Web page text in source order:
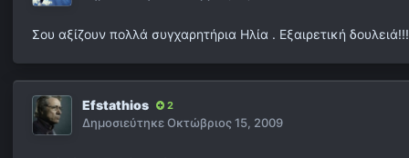
Σου αξίζουν πολλά συγχαρητήρια Ηλία . Εξαιρετική δουλειά!!!
Efstathios 2
ΔημοσιεύτηκεΟκτώβριος 15, 2009